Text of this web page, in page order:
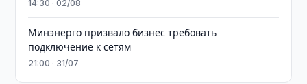
14:30 · 02/08
Минэнерго призвало бизнес требовать
подключение к сетям
21:00 · 31/07